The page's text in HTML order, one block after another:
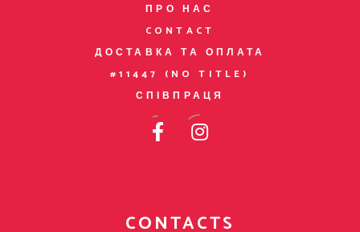
ПРО НАС
CONTACT
ДОСТАВКА ТА ОПЛАТА
#11447 (NO TITLE)
СПІВПРАЦЯ
CONTACTS